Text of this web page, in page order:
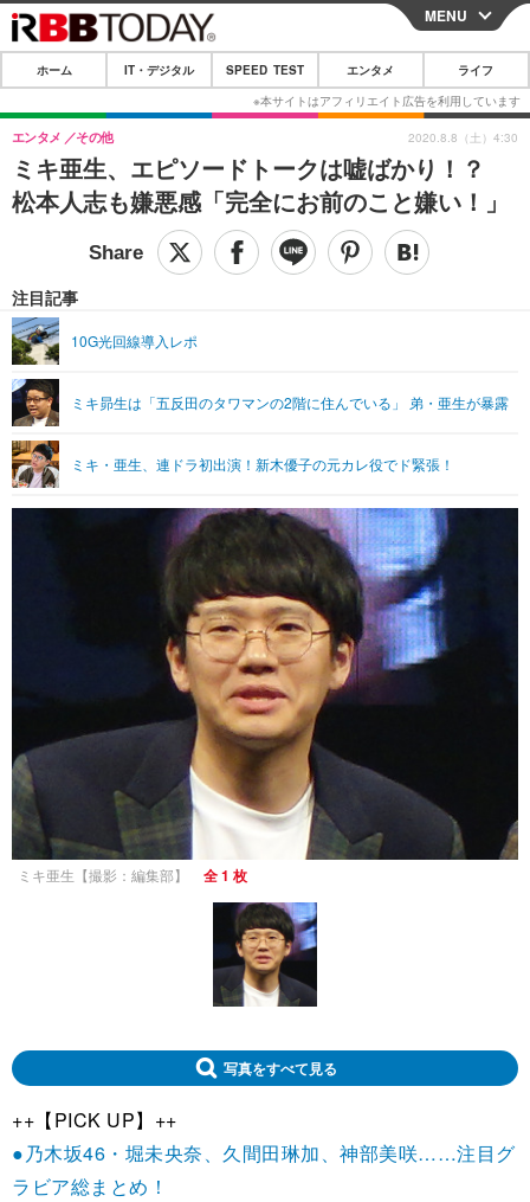
CLOSE
ホーム
IT・デジタル
IT・デジタルTOP スマートフォン
ショッピング その他
SPEED TEST
エンタメTOP 映画・ドラマ
グラビア ブログ
ショッピング その他
ライフTOP
リリース一覧
プッシュ通知の停止方法
MENU
ホーム IT・デジタル SPEED TEST エンタメ ライフ
ミキ亜生、エピソードトークは嘘ばかり！？
松本人志も嫌悪感「完全にお前のこと嫌い！」
エンタメ その他
注目記事
10G光回線導入レポ
ミキ昴生は「五反田のタワマンの2階に住んでいる」 弟・亜生が暴露
ミキ・亜生、連ドラ初出演！新木優子の元カレ役でド緊張！
2020.8.8（土）4:30
ミキ亜生【撮影：編集部】 全 1 枚
写真をすべて見る
++【PICK UP】++
●乃木坂46・堀未央奈、久間田琳加、神部美咲……注目グ
ラビア総まとめ！